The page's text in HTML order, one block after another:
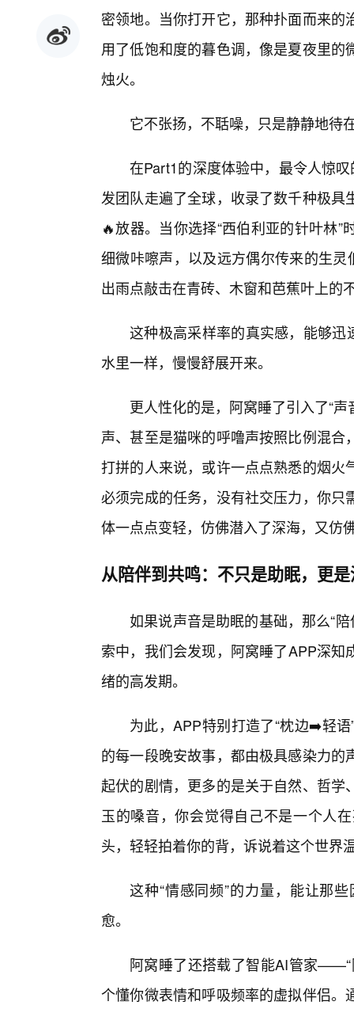
密领地。当你打开它，那种扑面而来
用了低饱和度的暮色调，像是夏夜里
烛火。
它不张扬，不聒噪，只是静静地待
在Part1的深度体验中，最令人惊
发团队走遍了全球，收录了数千种极
🔥放器。当你选择“西伯利亚的针叶林
细微咔嚓声，以及远方偶尔传来的生
出雨点敲击在青砖、木窗和芭蕉叶上的
这种极高采样率的真实感，能够
水里一样，慢慢舒展开来。
更人性化的是，阿窝睡了引入了“
声、甚至是猫咪的呼噜声按照比例混
打拼的人来说，或许一点点熟悉的烟
必须完成的任务，没有社交压力，你
体一点点变轻，仿佛潜入了深海，又仿
从陪伴到共鸣：不只是助眠，更
如果说声音是助眠的基础，那么“
索中，我们会发现，阿窝睡了APP深
绪的高发期。
为此，APP特别打造了“枕边➡️轻
的每一段晚安故事，都由极具感染力
起伏的剧情，更多的是关于自然、哲
玉的嗓音，你会觉得自己不是一个人
头，轻轻拍着你的背，诉说着这个世界
这种“情感同频”的力量，能让那
愈。
阿窝睡了还搭载了智能AI管家——“
个懂你微表情和呼吸频率的虚拟伴侣